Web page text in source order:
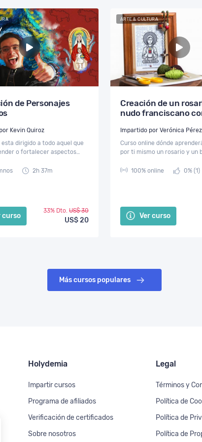
de Personajes
Impartido por Kevin Quiroz
esta dirigido a todo aquel que
o fortalecer aspectos
en la carta a los Artistas
2h 37m
curso
33% Dto. US$ 30
US$ 20
ARTE & CULTURA
Creación de un
nudo franciscano
Impartido por Verónica Pérez
Curso online dónde
por ti mismo un rosario y un
100% online
0% (1)
Ver curso
Más cursos populares
Holydemia
Impartir cursos
Programa de afiliados
Verificación de certificados
Sobre nosotros
Legal
Términos y
Política de
Política de
Política de